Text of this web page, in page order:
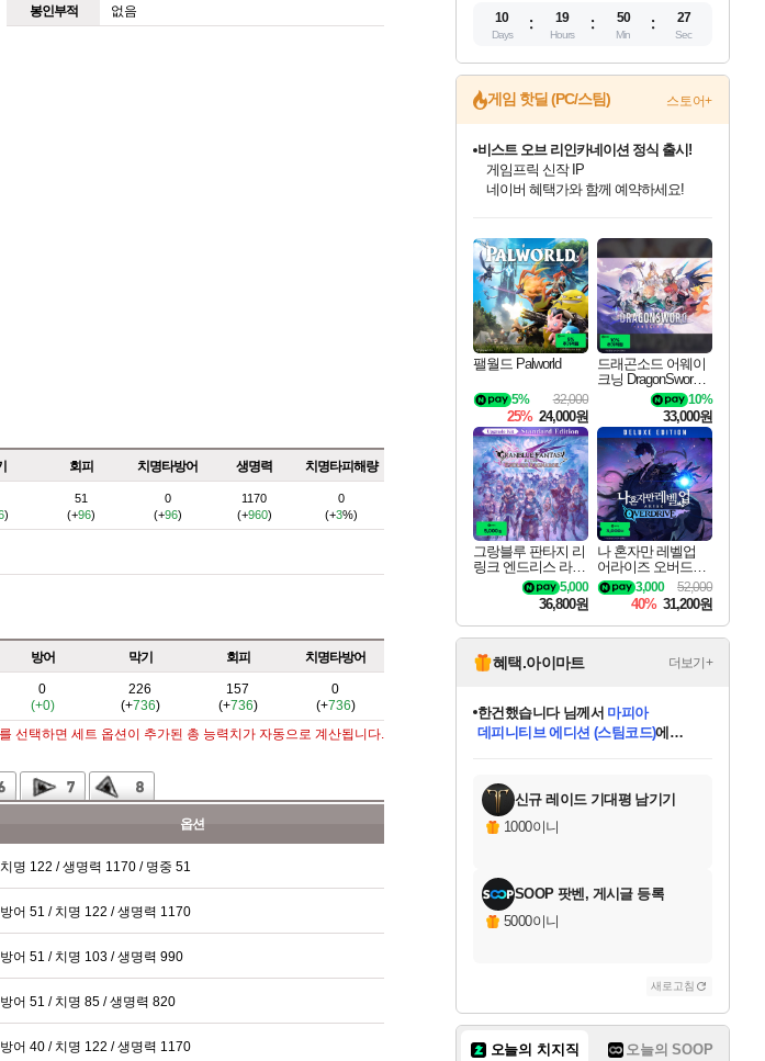
봉인부적 없음
회피 치명타방어 생명력 치명타피해량
)
51
(+96)
0
(+96)
1170
(+960)
0
(+3%)
방어 막기 회피 치명타방어
0
(+0)
226
(+736)
157
(+736)
0
(+736)
선택하면 세트 옵션이 추가된 총 능력치가 자동으로 계산됩니다.
옵션
치명 122 / 생명력 1170 / 명중 51
방어 51 / 치명 122 / 생명력 1170
방어 51 / 치명 103 / 생명력 990
방어 51 / 치명 85 / 생명력 820
방어 40 / 치명 122 / 생명력 1170
10
Days
19
Hours
50
Min
26
Sec
게임 핫딜 (PC/스팀) 스토어+
최대 90% 할인가를 만나보세요!
네이버혜택과 함께 만나보세요!
50%할인&추가 적립까지!
네이버 포인트 혜택까지!
이니&베니 혜택까지!
비스트 오브 리인카네이션 정식 출시!
게임프릭 신작 IP
네이버 혜택가와 함께 예약하세요!
할인&네이버혜택으로 만나보세요!
네이버페이 혜택과 만나보세요!
40주년 프로모션으로 만나보세요!
할인가에 만나보세요!
일부 에디션 상시 할인!
혜택으로 예약 판매 중
편안하게 충전하세요
팰월드 Palworld
32,000
5%
25% 24,000원
드래곤소드 어웨이
크닝 DragonSword A
10%
33,000원
그랑블루 판타지 리
링크 엔드리스 라그
나로크 업그레이드
킷 Granblue Fantasy
Relink Endless Ragn
arok Upgrade Kit DL
C
5,000
36,800원
나 혼자만 레벨업
어라이즈 오버드라
이브 디럭스 에디션
Solo Leveling Arise
Overdrive Deluxe Edi
tion
52,000
3,000
40% 31,200원
혜택.아이마트 더보기+
교환.
당첨되셨습니다.
당첨되셨습니다.
한건했습니다님께서 마피아
데피니티브 에디션 (스팀코드)에
당첨되셨습니다.
당첨되셨습니다.
당첨되셨습니다.
당첨되셨습니다.
에디션 (스팀코드)를 교환.
당첨되셨습니다.
신규 레이드 기대평 남기기
1000이니
SOOP 팟벤, 게시글 등록
5000이니
새로고침
오늘의 치지직 오늘의 SOOP